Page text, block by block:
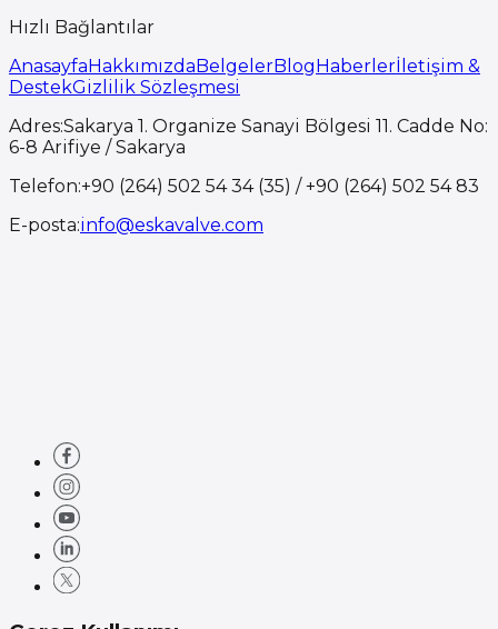
Hızlı Bağlantılar
AnasayfaHakkımızdaBelgelerBlogHaberlerİletişim &
DestekGizlilik Sözleşmesi
Adres:Sakarya 1. Organize Sanayi Bölgesi 11. Cadde No:
6-8 Arifiye / Sakarya
Telefon:+90 (264) 502 54 34 (35) / +90 (264) 502 54 83
E-posta:info@eskavalve.com